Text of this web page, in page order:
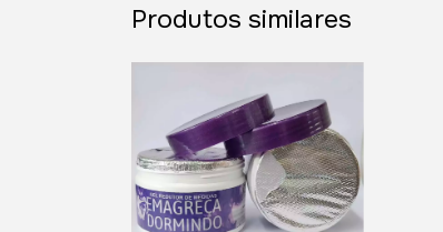
Produtos similares